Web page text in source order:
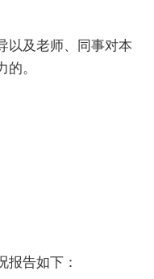
及老师、同事对本
。
告如下：